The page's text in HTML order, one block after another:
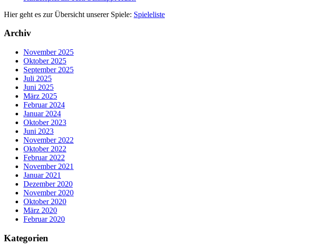
Hier geht es zur Übersicht unserer Spiele: Spieleliste
Archiv
November 2025
Oktober 2025
September 2025
Juli 2025
Juni 2025
März 2025
Februar 2024
Januar 2024
Oktober 2023
Juni 2023
November 2022
Oktober 2022
Februar 2022
November 2021
Januar 2021
Dezember 2020
November 2020
Oktober 2020
März 2020
Februar 2020
Kategorien